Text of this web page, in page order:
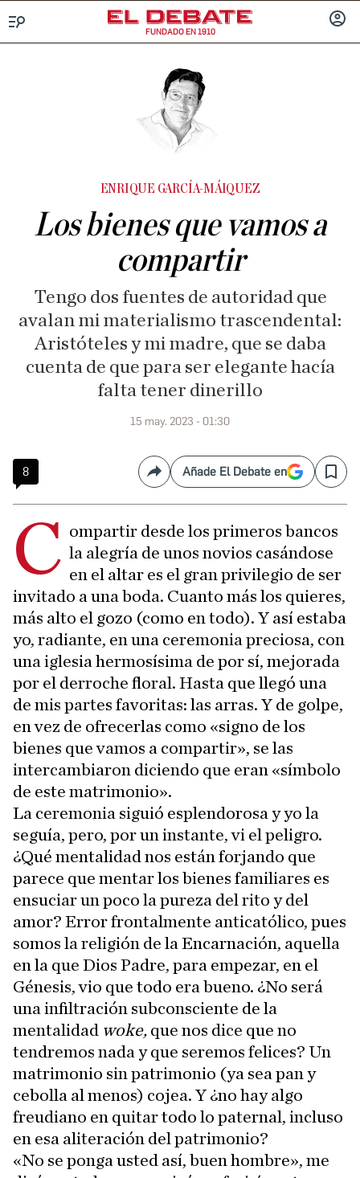
FUNDADO EN 1910
ENRIQUE GARCÍA-MÁIQUEZ
Los bienes que vamos a
compartir
Tengo dos fuentes de autoridad que
avalan mi materialismo trascendental:
Aristóteles y mi madre, que se daba
cuenta de que para ser elegante hacía
falta tener dinerillo
15 may. 2023 - 01:30
8 CompartirAñade El Debate en Save
C ompartir desde los primeros bancos
la alegría de unos novios casándose
en el altar es el gran privilegio de ser
invitado a una boda. Cuanto más los quieres,
más alto el gozo (como en todo). Y así estaba
yo, radiante, en una ceremonia preciosa, con
una iglesia hermosísima de por sí, mejorada
por el derroche floral. Hasta que llegó una
de mis partes favoritas: las arras. Y de golpe,
en vez de ofrecerlas como «signo de los
bienes que vamos a compartir», se las
intercambiaron diciendo que eran «símbolo
de este matrimonio».
La ceremonia siguió esplendorosa y yo la
seguía, pero, por un instante, vi el peligro.
¿Qué mentalidad nos están forjando que
parece que mentar los bienes familiares es
ensuciar un poco la pureza del rito y del
amor? Error frontalmente anticatólico, pues
somos la religión de la Encarnación, aquella
en la que Dios Padre, para empezar, en el
Génesis, vio que todo era bueno. ¿No será
una infiltración subconsciente de la
mentalidad woke, que nos dice que no
tendremos nada y que seremos felices? Un
matrimonio sin patrimonio (ya sea pan y
cebolla al menos) cojea. Y ¿no hay algo
freudiano en quitar todo lo paternal, incluso
en esa aliteración del patrimonio?
«No se ponga usted así, buen hombre», me